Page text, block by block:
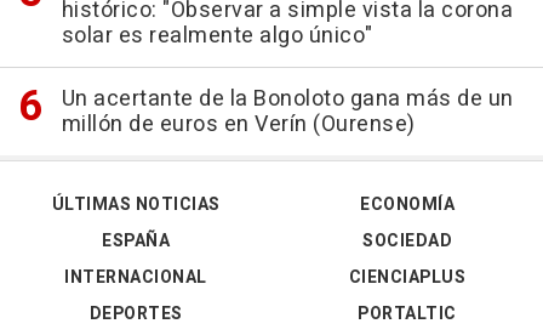
histórico: "Observar a simple vista la corona
solar es realmente algo único"
Un acertante de la Bonoloto gana más de un
millón de euros en Verín (Ourense)
ÚLTIMAS NOTICIAS
ESPAÑA
INTERNACIONAL
DEPORTES
ECONOMÍA
SOCIEDAD
CIENCIAPLUS
PORTALTIC